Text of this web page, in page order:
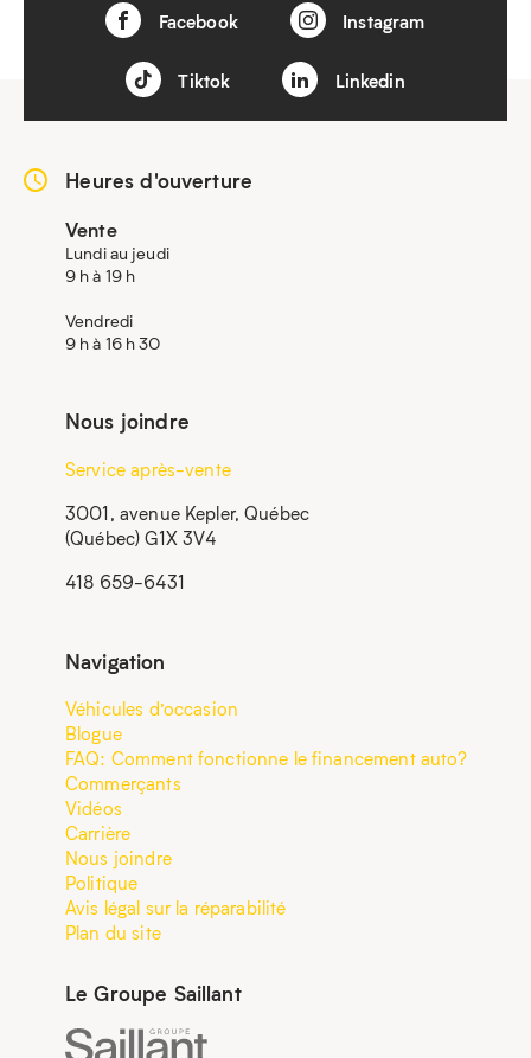
Facebook Instagram
Tiktok Linkedin
Heures d'ouverture
Vente
Lundi au jeudi
9 h à 19 h
Vendredi
9 h à 16 h 30
Nous joindre
Service après-vente
3001, avenue Kepler, Québec
(Québec) G1X 3V4
418 659-6431
Navigation
Véhicules d’occasion
Blogue
FAQ: Comment fonctionne le financement auto?
Commerçants
Vidéos
Carrière
Nous joindre
Politique
Avis légal sur la réparabilité
Plan du site
Le Groupe Saillant